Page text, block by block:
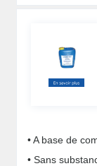
• A base de
• Sans